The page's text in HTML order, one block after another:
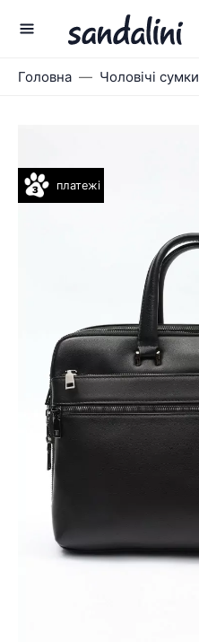
Головна Чоловічі сумки
платежі